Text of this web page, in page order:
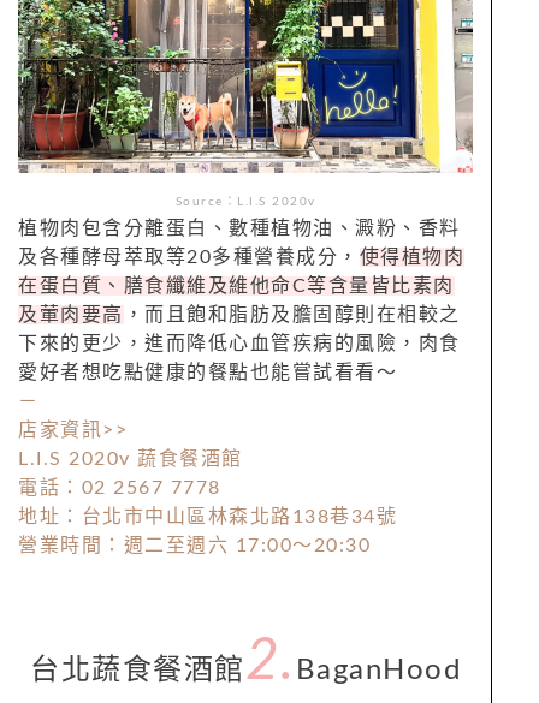
Source：L.I.S 2020v
植物肉包含分離蛋白、數種植物油、澱粉、香料
及各種酵母萃取等20多種營養成分， 使得植物肉
在蛋白質、膳食纖維及維他命C等含量皆比素肉
及葷肉要高 ，而且飽和脂肪及膽固醇則在相較之
下來的更少，進而降低心血管疾病的風險，肉食
愛好者想吃點健康的餐點也能嘗試看看～
－
店家資訊>>
L.I.S 2020v 蔬食餐酒館
電話：02 2567 7778
地址：台北市中山區林森北路138巷34號
營業時間：週二至週六 17:00～20:30
台北蔬食餐酒館 2. BaganHood